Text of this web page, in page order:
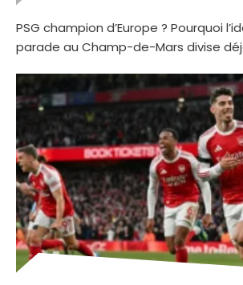
PSG champion d’Europe ? Pourquoi
parade au Champ-de-Mars divise